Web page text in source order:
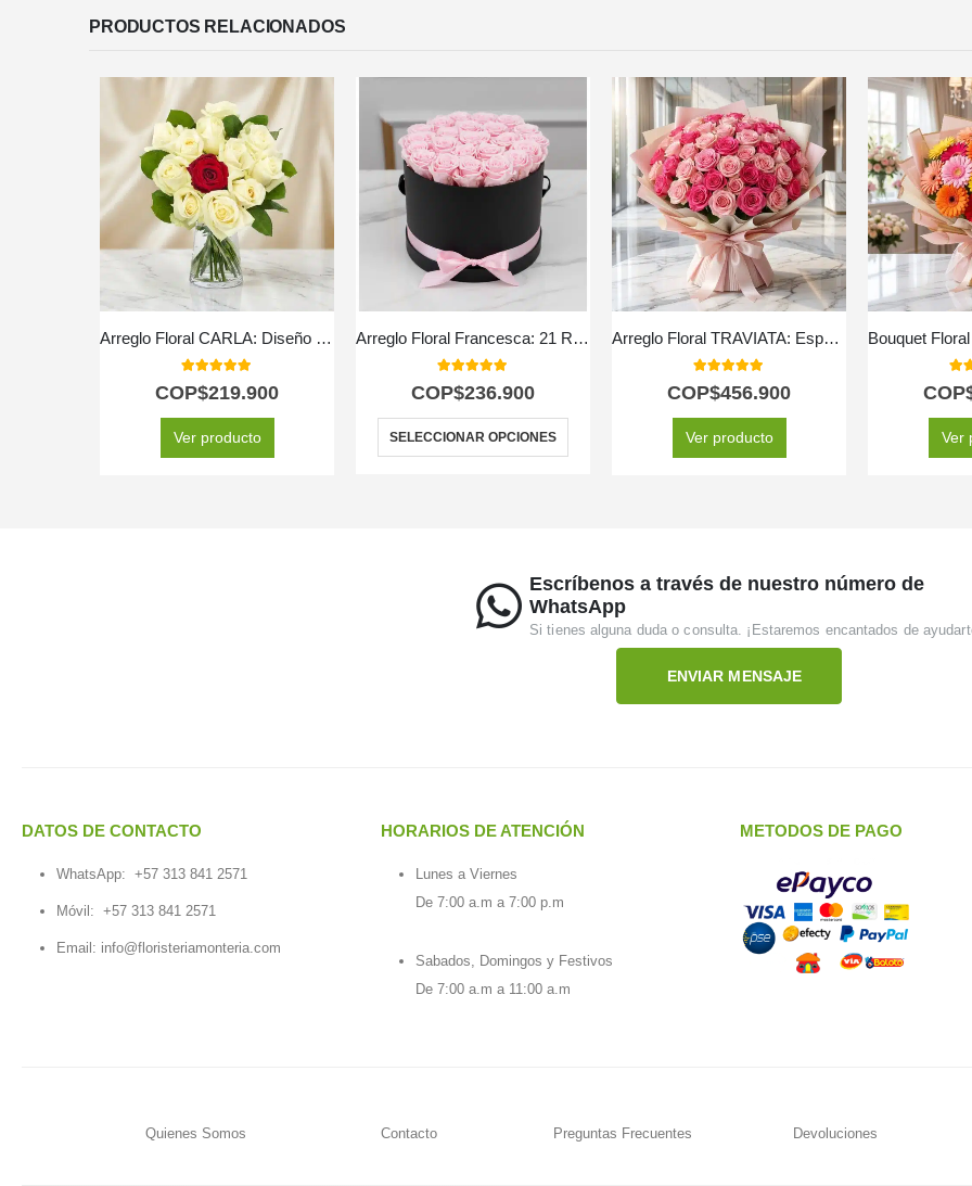
PRODUCTOS RELACIONADOS
Arreglo Floral CARLA: Diseño Premium con 12 Rosas de Tallo Largo 🌹
COP$219.900
Ver producto
Arreglo Floral Francesca: 21 Rosas en Elegante Cilindro 🤍
COP$236.900
SELECCIONAR OPCIONES
Arreglo Floral TRAVIATA: Espectacular Ramo de 60 Rosas Fucsia y Rosadas 💝
COP$456.900
Ver producto Ver
Escríbenos a través de nuestro número de
WhatsApp
Si tienes alguna duda o consulta. ¡Estaremos encantados de
ENVIAR MENSAJE
DATOS DE CONTACTO
WhatsApp: +57 313 841 2571
Móvil: +57 313 841 2571
Email: info@floristeriamonteria.com
HORARIOS DE ATENCIÓN
Lunes a Viernes
De 7:00 a.m a 7:00 p.m
Sabados, Domingos y Festivos
De 7:00 a.m a 11:00 a.m
METODOS DE PAGO
Quienes Somos Contacto Preguntas Frecuentes Devoluciones